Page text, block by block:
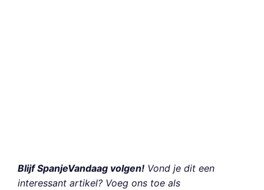
Blijf SpanjeVandaag volgen! Vond je dit een
interessant artikel? Voeg ons toe als